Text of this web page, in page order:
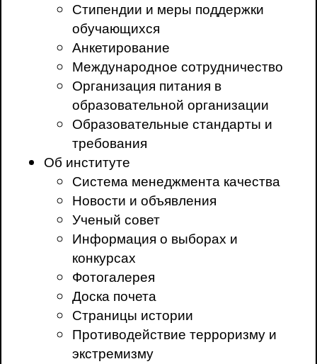
Стипендии и меры поддержки
обучающихся
Анкетирование
Международное сотрудничество
Организация питания в
образовательной организации
Образовательные стандарты и
требования
Об институте
Система менеджмента качества
Новости и объявления
Ученый совет
Информация о выборах и
конкурсах
Фотогалерея
Доска почета
Страницы истории
Противодействие терроризму и
экстремизму